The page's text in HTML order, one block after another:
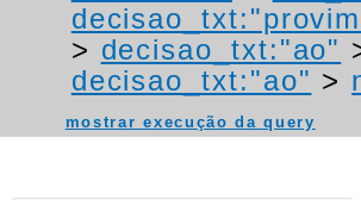
> decisao_txt:"ao"
decisao_txt:"ao" >
mostrar execução da query